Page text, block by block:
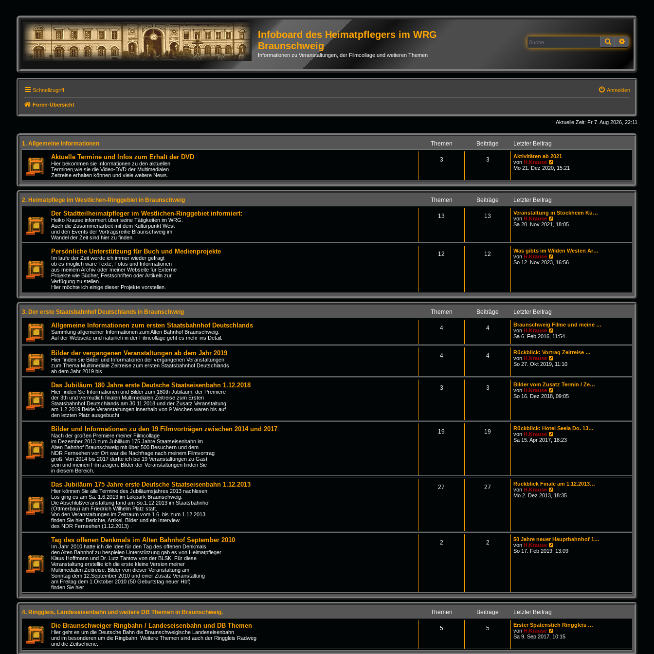
Infoboard des Heimatpflegers im WRG
Braunschweig
Informationen zu Veranstaltungen, der Filmcollage und weiteren Themen
Suche
Schnellzugriff Anmelden
Foren-Übersicht
Aktuelle Zeit: Fr 7. Aug 2026, 22:11
1. Allgemeine Informationen Themen Beiträge Letzter Beitrag
Aktuelle Termine und Infos zum Erhalt der DVD
Hier bekommen sie Informationen zu den aktuellen
Terminen,wie sie die Video-DVD der Multimedialen
Zeitreise erhalten können und viele weitere News.
3 3
Aktivitäten ab 2021
vonH.Krause
e
e
s
t
B
e
t
g
Mo 21. Dez 2020, 15:21
2. Heimatpflege im Westlichen-Ringgebiet in Braunschweig Themen Beiträge Letzter Beitrag
Der Stadtteilheimatpfleger im Westlichen-Ringgebiet informiert:
Heiko Krause informiert über seine Tätigkeiten im WRG.
Auch die Zusammenarbeit mit dem Kulturpunkt West
und den Events der Vortragsreihe Braunschweig im
Wandel der Zeit sind hier zu finden.
13 13
Veranstaltung in Stöckheim Ku…
vonH.Krause
e
s
e
B
a
g
Sa 20. Nov 2021, 18:05
Persönliche Unterstützung für Buch und Medienprojekte
Im laufe der Zeit werde ich immer wieder gefragt
ob es möglich wäre Texte, Fotos und Informationen
aus meinem Archiv oder meiner Webseite für Externe
Projekte wie Bücher, Festschriften oder Artikeln zur
Verfügung zu stellen.
Hier möchte ich einige dieser Projekte vorstellen.
12 12
Was gibts im Wilden Westen Ar…
vonH.Krause
e
e
r
B
t
r
g
So 12. Nov 2023, 16:56
3. Der erste Staatsbahnhof Deutschlands in Braunschweig Themen Beiträge Letzter Beitrag
Allgemeine Informationen zum ersten Staatsbahnhof Deutschlands
Sammlung allgemeiner Informationen zum Alten Bahnhof Braunschweig.
Auf der Webseite und natürlich in der Filmcollage geht es mehr ins Detail.
4 4
Braunschweig Filme und meine …
vonH.Krause
e
e
s
e
B
e
i
t
r
Sa 6. Feb 2016, 11:54
Bilder der vergangenen Veranstaltungen ab dem Jahr 2019
Hier finden sie Bilder und Informationen der vergangenen Veranstaltungen
zum Thema Multimediale Zeitreise zum ersten Staatsbahnhof Deutschlands
ab dem Jahr 2019 bis ...
4 4
Rückblick: Vortrag Zeitreise …
vonH.Krause
e
e
t
r
t
r
g
So 27. Okt 2019, 11:10
Das Jubiläum 180 Jahre erste Deutsche Staatseisenbahn 1.12.2018
Hier finden Sie Informationen und Bilder zum 180th Jubiläum, der Premiere
der 3th und vermutlich finalen Multimedialen Zeitreise zum Ersten
Staatsbahnhof Deutschlands am 30.11.2018 und der Zusatz Veranstaltung
am 1.2.2019 Beide Veranstaltungen innerhalb von 9 Wochen waren bis auf
den letzten Platz ausgebucht.
3 3
Bilder vom Zusatz Termin / Ze…
vonH.Krause
e
t
r
e
So 16. Dez 2018, 09:05
Bilder und Informationen zu den 19 Filmvorträgen zwischen 2014 und 2017
Nach der großen Premiere meiner Filmcollage
im Dezember 2013 zum Jubiläum 175 Jahre Staatseisenbahn im
Alten Bahnhof Braunschweig mit über 500 Besuchern und dem
NDR Fernsehen vor Ort war die Nachfrage nach meinem Filmvortrag
groß. Von 2014 bis 2017 durfte ich bei 19 Veranstaltungen zu Gast
sein und meinen Film zeigen. Bilder der Veranstaltungen finden Sie
in diesem Bereich.
19 19
Rückblick: Hotel Seela Do. 13…
vonH.Krause
e
r
e
t
Sa 15. Apr 2017, 18:23
Das Jubiläum 175 Jahre erste Deutsche Staatseisenbahn 1.12.2013
Hier können Sie alle Termine des Jubiläumsjahres 2013 nachlesen.
Los ging es am Sa. 1.6.2013 im Lokpark Braunschweig.
Die Abschlußveranstaltung fand am So.1.12.2013 im Staatsbahnhof
(Ottmerbau) am Friedrich Wilhelm Platz statt.
Von den Veranstaltungen im Zeitraum vom 1.6. bis zum 1.12.2013
finden Sie hier Berichte, Artikel, Bilder und ein Interview
des NDR Fernsehen (1.12.2013) .
27 27
Rückblick Finale am 1.12.2013…
vonH.Krause
e
r
e
t
Mo 2. Dez 2013, 18:35
Tag des offenen Denkmals im Alten Bahnhof September 2010
Im Jahr 2010 hatte ich die Idee für den Tag des offenen Denkmals
den Alten Bahnhof zu bespielen.Unterstützung gab es von Heimatpfleger
Klaus Hoffmann und Dr. Lutz Tantow von der BLSK. Für diese
Veranstaltung erstellte ich die erste kleine Version meiner
Multimedialen Zeitreise. Bilder von dieser Veranstaltung am
Sonntag dem 12.September 2010 und einer Zusatz Veranstaltung
am Freitag dem 1.Oktober 2010 (50 Geburtstag neuer Hbf)
finden Sie hier.
2 2
50 Jahre neuer Hauptbahnhof 1…
vonH.Krause
e
B
e
i
a
g
So 17. Feb 2019, 13:09
4. Ringgleis, Landeseisenbahn und weitere DB Themen in Braunschweig. Themen Beiträge Letzter Beitrag
Die Braunschweiger Ringbahn / Landeseisenbahn und DB Themen
Hier geht es um die Deutsche Bahn die Braunschweigische Landeseisenbahn
und im besonderen um die Ringbahn. Weitere Themen sind auch der Ringgleis Radweg
und die Zeitschiene.
5 5
Erster Spatenstich Ringgleis …
vonH.Krause
e
e
Sa 9. Sep 2017, 10:15